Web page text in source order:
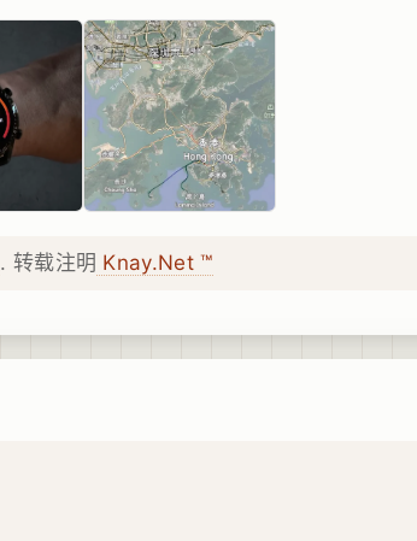
. 转载注明 Knay.Net ™